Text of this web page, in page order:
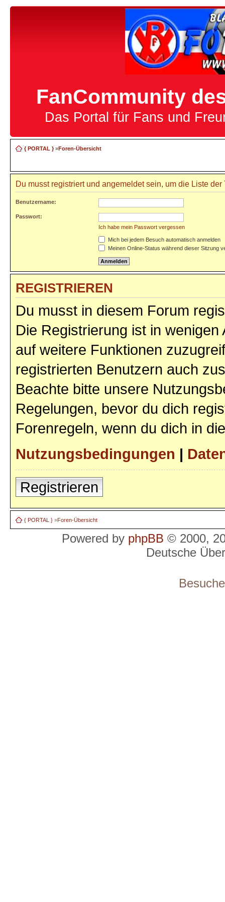
FanCommunity
Das Portal für Fans und
{ PORTAL }»Foren-Übersicht
Du musst registriert und angemeldet sein, um die Liste
Benutzername:
Passwort:
Ich habe mein Passwort vergessen
Mich bei jedem Besuch automatisch anmelden
Meinen Online-Status während dieser Sitzung
REGISTRIEREN
Du musst in diesem Forum
Die Registrierung ist in
auf weitere Funktionen
registrierten Benutzern auch
Beachte bitte unsere
Regelungen, bevor du dich
Forenregeln, wenn du dich in
Nutzungsbedingungen |
Registrieren
{ PORTAL } »Foren-Übersicht
Powered by phpBB © 2000,
Deutsche